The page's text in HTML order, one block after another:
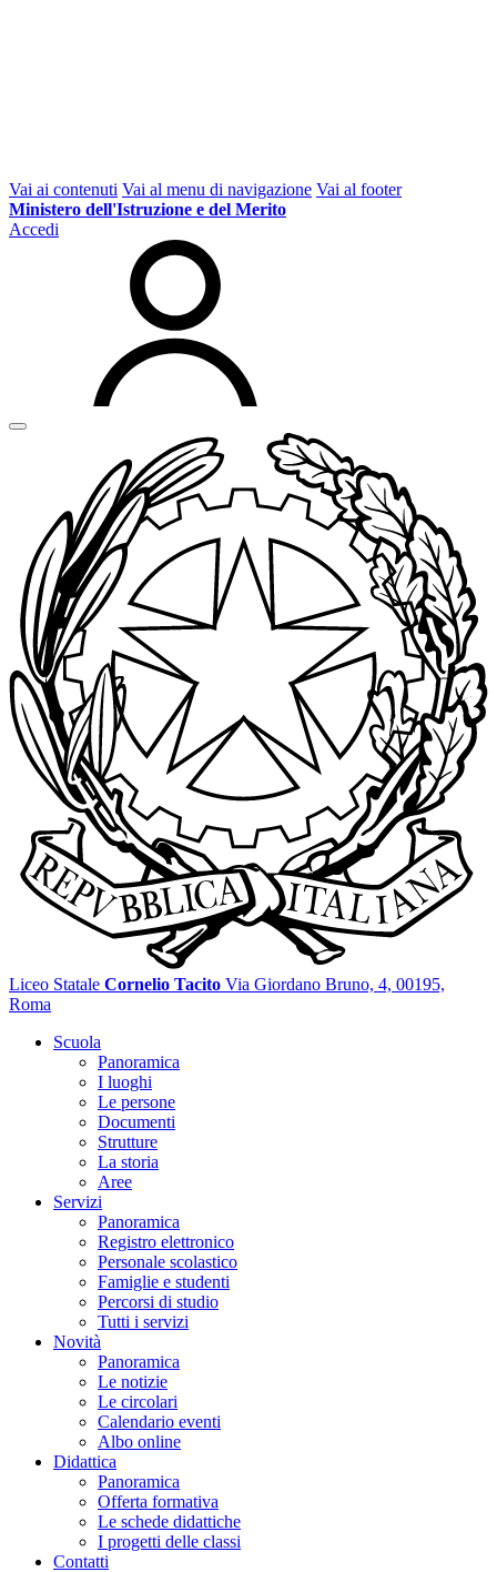
Vai ai contenuti Vai al menu di navigazione Vai al footer
Ministero dell'Istruzione e del Merito
Accedi
Liceo Statale Cornelio Tacito Via Giordano Bruno, 4, 00195,
Roma
Scuola
Panoramica
I luoghi
Le persone
Documenti
Strutture
La storia
Aree
Servizi
Panoramica
Registro elettronico
Personale scolastico
Famiglie e studenti
Percorsi di studio
Tutti i servizi
Novità
Panoramica
Le notizie
Le circolari
Calendario eventi
Albo online
Didattica
Panoramica
Offerta formativa
Le schede didattiche
I progetti delle classi
Contatti